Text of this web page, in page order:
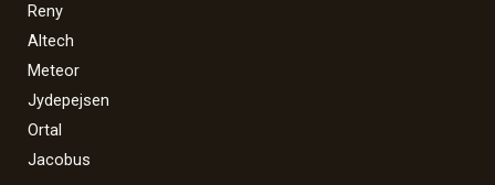
Reny
Altech
Meteor
Jydepejsen
Ortal
Jacobus